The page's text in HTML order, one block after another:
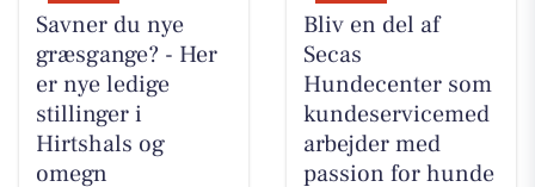
Savner du nye
græsgange? - Her
er nye ledige
stillinger i
Hirtshals og
omegn
Bliv en del af
Secas
Hundecenter som
kundeservicemed
arbejder med
passion for hunde